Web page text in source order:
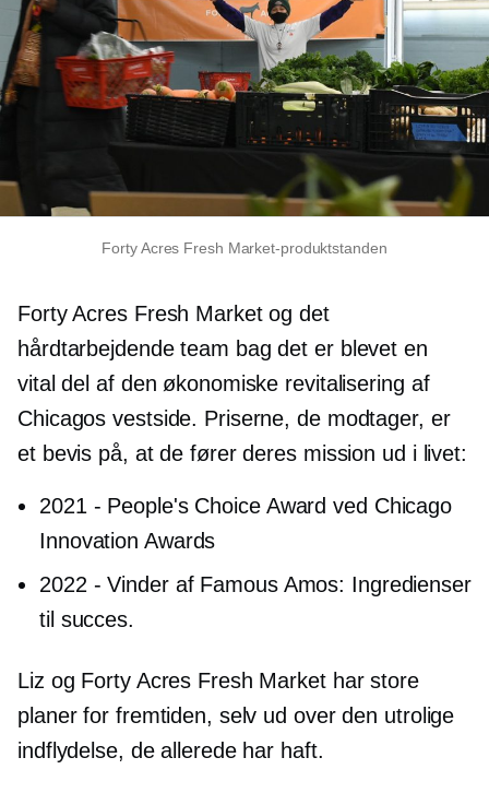
Forty Acres Fresh Market-produktstanden
Forty Acres Fresh Market og det
hårdtarbejdende team bag det er blevet en
vital del af den økonomiske revitalisering af
Chicagos vestside. Priserne, de modtager, er
et bevis på, at de fører deres mission ud i livet:
2021 - People's Choice Award ved Chicago
Innovation Awards
2022 - Vinder af Famous Amos: Ingredienser
til succes.
Liz og Forty Acres Fresh Market har store
planer for fremtiden, selv ud over den utrolige
indflydelse, de allerede har haft.